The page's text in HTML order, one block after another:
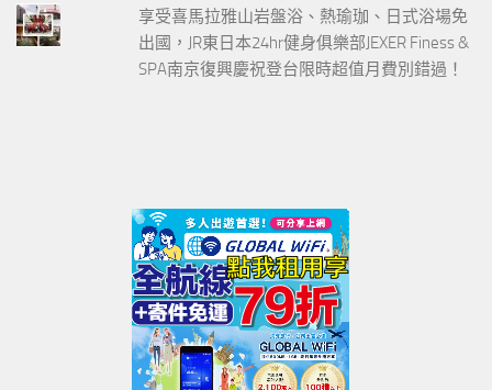
享受喜馬拉雅山岩盤浴、熱瑜珈、日式浴場免
出國，JR東日本24hr健身俱樂部JEXER Finess &
SPA南京復興慶祝登台限時超值月費別錯過！